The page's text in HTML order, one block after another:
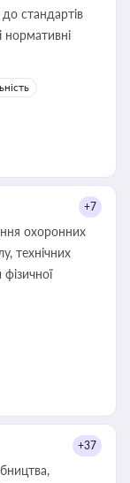
до стандартів
нормативні
+7
охоронних
технічних
фізичної
+37